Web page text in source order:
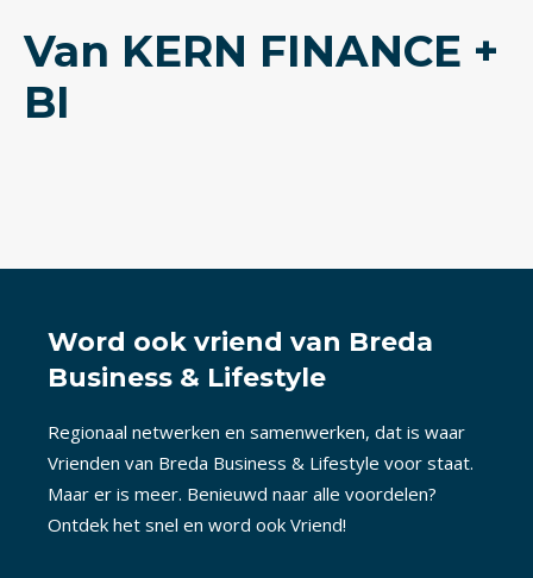
Van KERN FINANCE +
BI
Word ook vriend van Breda
Business & Lifestyle
Regionaal netwerken en samenwerken, dat is waar
Vrienden van Breda Business & Lifestyle voor staat.
Maar er is meer. Benieuwd naar alle voordelen?
Ontdek het snel en word ook Vriend!